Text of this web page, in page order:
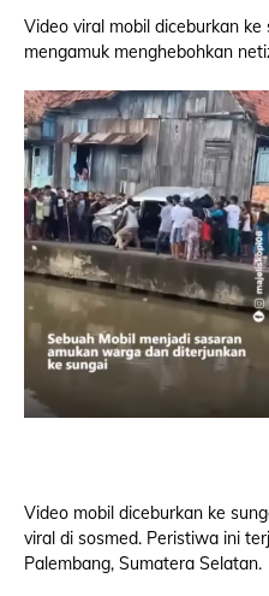
Video viral mobil diceburkan
mengamuk menghebohkan
Video mobil diceburkan ke
viral di sosmed. Peristiwa ini
Palembang, Sumatera Selatan.